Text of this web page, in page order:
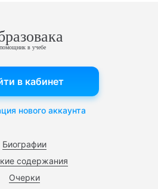
в учебе
Биографии
содержания
Очерки
в кабинет
нового аккаунта